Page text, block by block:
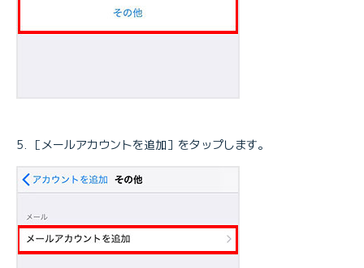
［メールアカウントを追加］をタップします。